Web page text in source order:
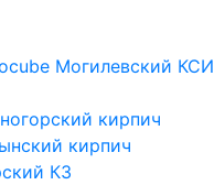
Могилевский КСИ
кирпич
кирпич
КЗ